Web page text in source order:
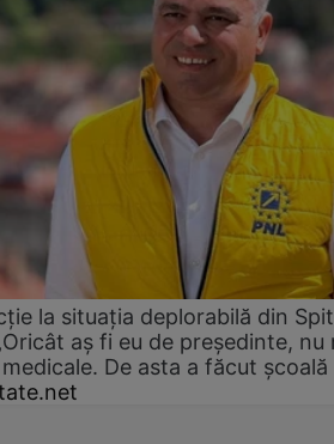
la situația deplorabilă din
aș fi eu de președinte, nu
De asta a făcut școală